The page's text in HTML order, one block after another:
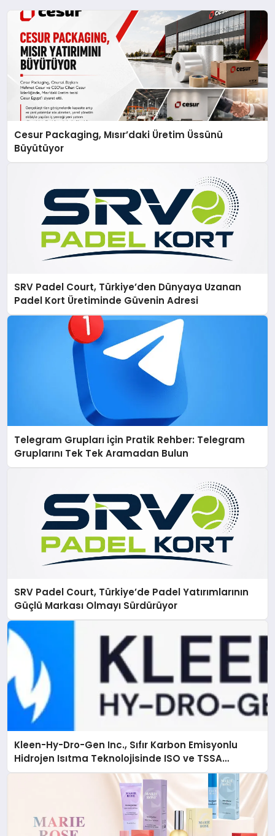
Cesur Packaging, Mısır’daki Üretim Üssünü
Büyütüyor
SRV Padel Court, Türkiye’den Dünyaya Uzanan
Padel Kort Üretiminde Güvenin Adresi
Telegram Grupları İçin Pratik Rehber: Telegram
Gruplarını Tek Tek Aramadan Bulun
SRV Padel Court, Türkiye’de Padel Yatırımlarının
Güçlü Markası Olmayı Sürdürüyor
Kleen-Hy-Dro-Gen Inc., Sıfır Karbon Emisyonlu
Hidrojen Isıtma Teknolojisinde ISO ve TSSA
Düzenleyici Onaylarını Aldı